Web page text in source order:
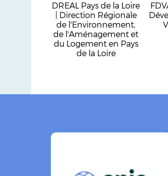
DREAL Pays de la Loire
| Direction Régionale
de l'Environnement,
de l'Aménagement et
du Logement en Pays
de la Loire